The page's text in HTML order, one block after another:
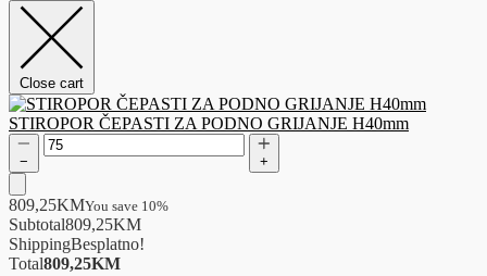
Close cart
STIROPOR ČEPASTI ZA PODNO GRIJANJE H40mm
− +
809,25KMYou save 10%
Subtotal809,25KM
ShippingBesplatno!
Total809,25KM